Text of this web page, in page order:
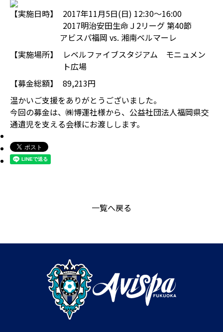
【実施日時】
2017年11月5日(日) 12:30～16:00
2017明治安田生命Ｊ2リーグ 第40節
アビスパ福岡 vs. 湘南ベルマーレ
【実施場所】
レベルファイブスタジアム モニュメン
ト広場
【募金総額】
89,213円
温かいご支援をありがとうございました。
今回の募金は、㈱博運社様から、公益社団法人福岡県交
通遺児を支える会様にお渡しします。
一覧へ戻る